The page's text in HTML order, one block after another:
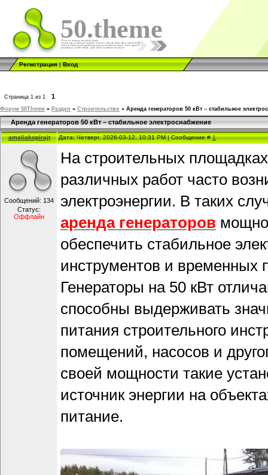
50.theme
Регистрация|Вход
Страница 1 из 1 1
Форум 50Theme » Раздел » Строительство » Аренда генераторов 50 кВт – стабильное
Аренда генераторов 50 кВт – стабильное электроснабжение
amaliakopirajt Дата: Четверг, 2026-03-12, 10:31 PM | Сообщение #1
Сообщений: 134
Статус:
Оффлайн
На строительных
различных работ часто
электроэнергии. В таких
аренда генераторов
обеспечить стабильное
инструментов и временных
Генераторы на 50 кВт
способны выдерживать
питания строительного
помещений, насосов и
своей мощности такие
источник энергии на
питание.